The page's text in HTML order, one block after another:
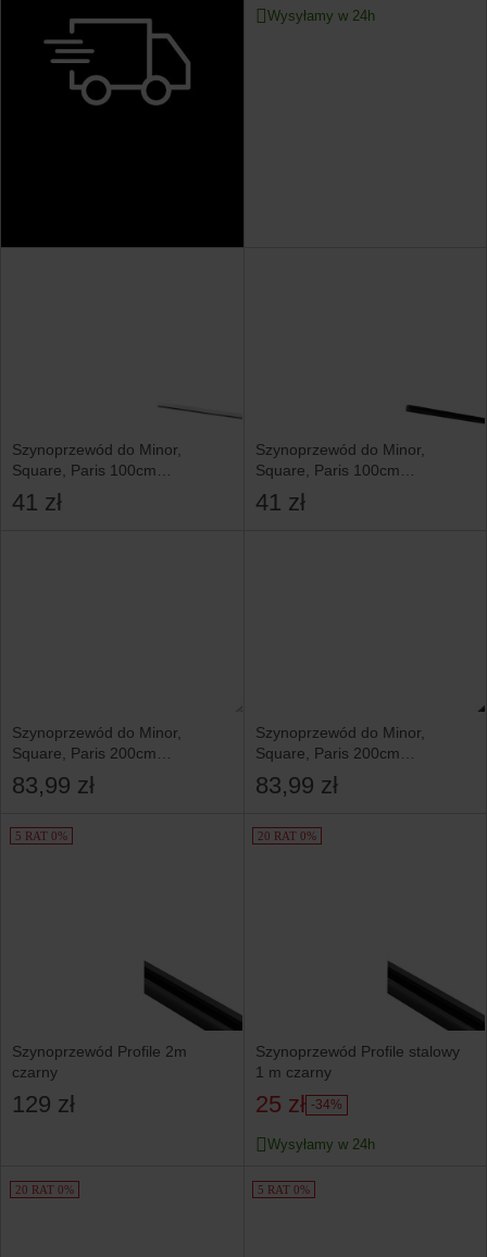
Wysyłamy w 24h
Szynoprzewód do Minor,
Square, Paris 100cm
aluminiowy biały
41 zł
Szynoprzewód do Minor,
Square, Paris 100cm
aluminiowy czarny
41 zł
Szynoprzewód do Minor,
Square, Paris 200cm
aluminiowy biały
83,99 zł
Szynoprzewód do Minor,
Square, Paris 200cm
aluminiowy czarny
83,99 zł
5 RAT 0%
Szynoprzewód Profile 2m
czarny
129 zł
20 RAT 0%
Szynoprzewód Profile stalowy
1 m czarny
25 zł -34%
Wysyłamy w 24h
20 RAT 0% 5 RAT 0%